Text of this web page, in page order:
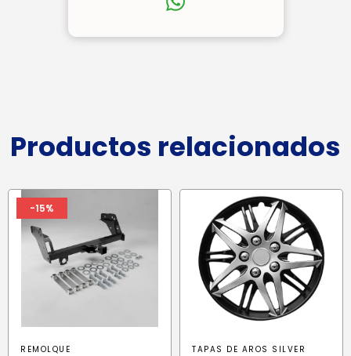
Productos relacionados
-15%
REMOLQUE TAPAS DE AROS SILVER